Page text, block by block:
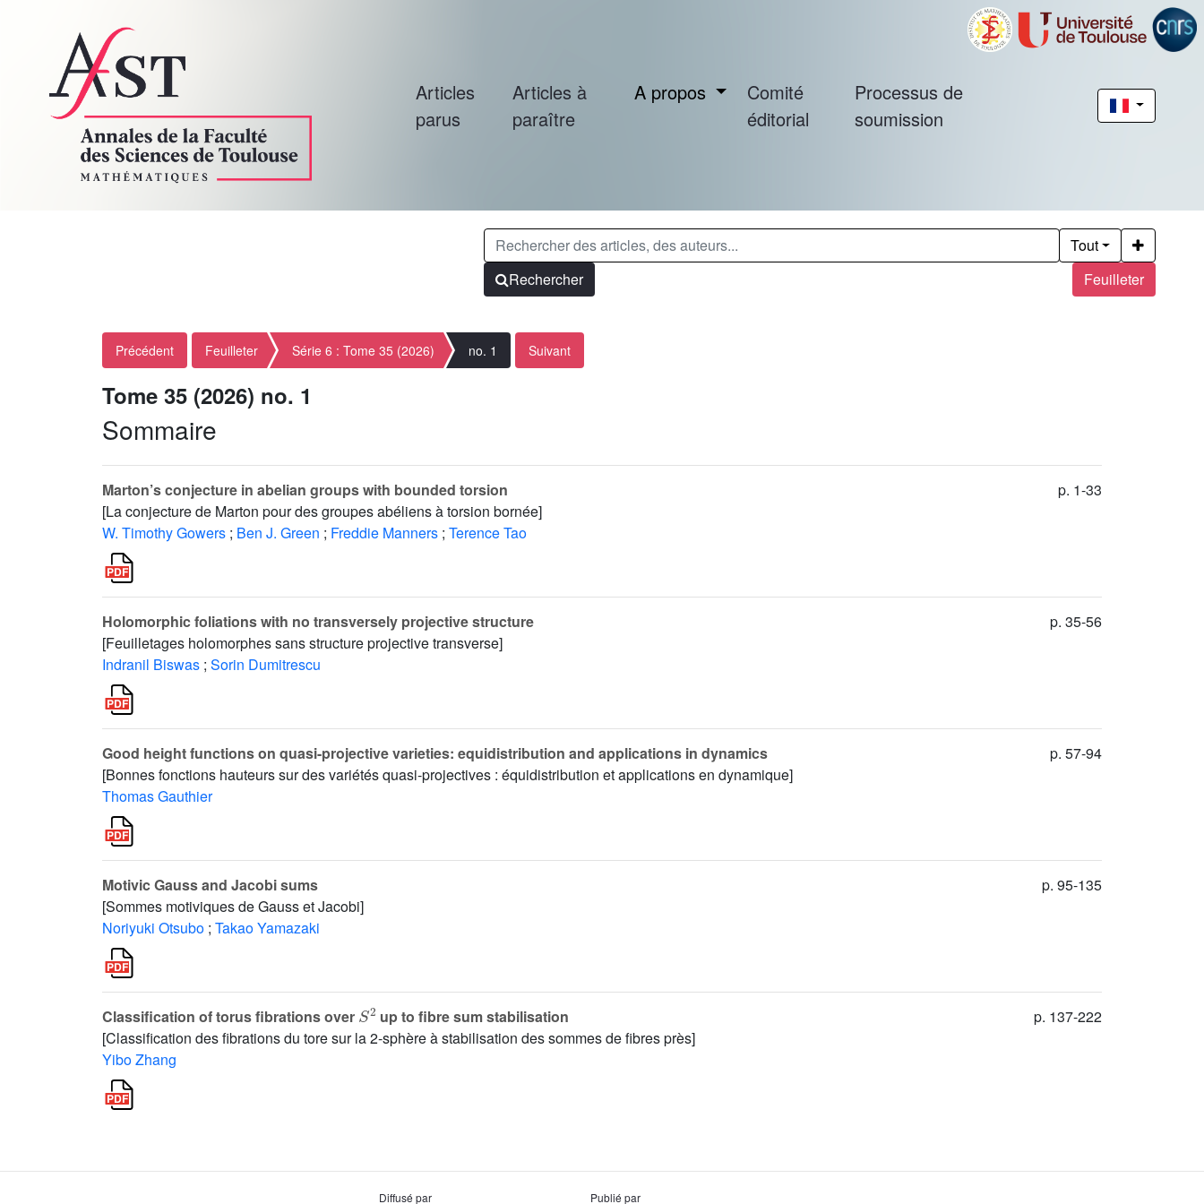
Articles
parus
Articles à
paraître
A propos
Comité
éditorial
Processus de
soumission
Feuilleter
Tout
Rechercher
Précédent Feuilleter Série 6 : Tome 35 (2026) no. 1 Suivant
Tome 35 (2026) no. 1
Sommaire
Marton’s conjecture in abelian groups with bounded torsion
[La conjecture de Marton pour des groupes abéliens à torsion bornée]
W. Timothy Gowers ; Ben J. Green ; Freddie Manners ; Terence Tao
p. 1-33
Holomorphic foliations with no transversely projective structure
[Feuilletages holomorphes sans structure projective transverse]
Indranil Biswas ; Sorin Dumitrescu
p. 35-56
Good height functions on quasi-projective varieties: equidistribution and applications in dynamics
[Bonnes fonctions hauteurs sur des variétés quasi-projectives : équidistribution et applications en dynamique]
Thomas Gauthier
p. 57-94
Motivic Gauss and Jacobi sums
[Sommes motiviques de Gauss et Jacobi]
Noriyuki Otsubo ; Takao Yamazaki
p. 95-135
Classification of torus fibrations over
2
up to fibre sum stabilisation
[Classification des fibrations du tore sur la 2-sphère à stabilisation des sommes de fibres près]
Yibo Zhang
p. 137-222
Diffusé par Publié par